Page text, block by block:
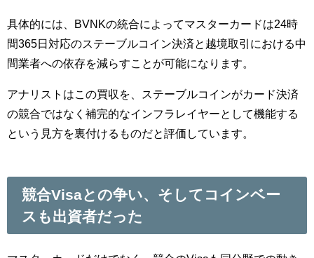
具体的には、BVNKの統合によってマスターカードは24時
間365日対応のステーブルコイン決済と越境取引における中
間業者への依存を減らすことが可能になります。
アナリストはこの買収を、ステーブルコインがカード決済
の競合ではなく補完的なインフラレイヤーとして機能する
という見方を裏付けるものだと評価しています。
競合Visaとの争い、そしてコインベー
スも出資者だった